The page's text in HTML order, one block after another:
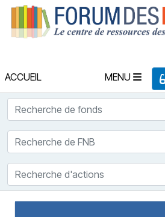
ACCUEIL MENU
Recherche de fonds
Recherche de FNB
Recherche d'actions